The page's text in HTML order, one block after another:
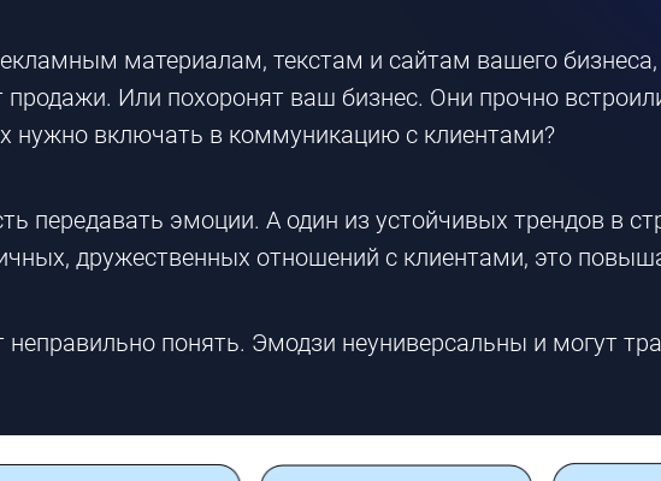
материалам, текстам и сайтам вашего бизнеса,
Или похоронят ваш бизнес. Они прочно
нужно включать в коммуникацию с клиентами?
передавать эмоции. А один из устойчивых трендов в
дружественных отношений с клиентами, это
понять. Эмодзи неуниверсальны и могут